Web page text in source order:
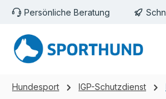
Hauptinhalt springen
Zur Suche springen
Zur Hauptnavigation springen
Persönliche Beratung
Hundesport IGP-Schutzdienst